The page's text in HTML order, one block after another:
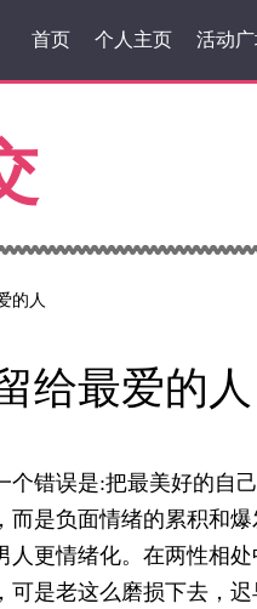
首页 个人主页 活动
的人
给最爱的人
误是:把最美好的自己
而是负面情绪的累积和
人更情绪化。在两性相
可是老这么磨损下去，